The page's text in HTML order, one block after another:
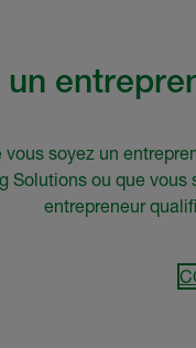
un
vous soyez un
Solutions ou que
entrepreneur